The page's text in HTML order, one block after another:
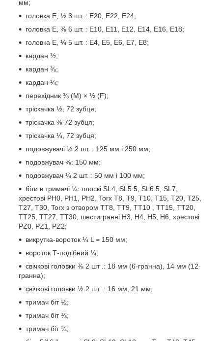
мм;
головка E, ½ 3 шт. : E20, E22, E24;
головка E, ⅜ 6 шт. : E10, E11, E12, E14, E16, E18;
головка E, ¼ 5 шт. : E4, E5, E6, E7, E8;
кардан ½;
кардан ⅜;
кардан ¼;
перехідник ⅜ (М) × ½ (F);
тріскачка ½, 72 зубця;
тріскачка ⅜ 72 зубця;
тріскачка ¼, 72 зубця;
подовжувачі ½ 2 шт. : 125 мм і 250 мм;
подовжувач ⅜: 150 мм;
подовжувач ¼ 2 шт. : 50 мм і 100 мм;
біти в тримачі ¼: плоскі SL4, SL5.5, SL6.5, SL7,
хрестові PH0, PH1, PH2, Torx T8, T9, T10, T15, T20, T25,
T27, T30, Torx з отвором TT8, TT9, TT10 , TT15, TT20,
TT25, TT27, TT30, шестигранні H3, H4, H5, H6, хрестові
PZ0, PZ1, PZ2;
викрутка-вороток ¼ L = 150 мм;
вороток Т-подібний ¼;
свічкові головки ⅜ 2 шт .: 18 мм (6-гранна), 14 мм (12-
гранна);
свічкові головки ½ 2 шт .: 16 мм, 21 мм;
тримач біт ½;
тримач біт ⅜;
тримач біт ¼;